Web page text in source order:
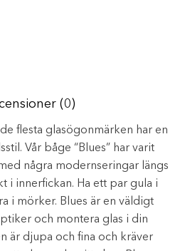
(0)
flesta glasögonmärken har en
Vår båge “Blues” har varit
några modernseringar längs
i innerfickan. Ha ett par gula i
i mörker. Blues är en väldigt
och montera glas i din
är djupa och fina och kräver